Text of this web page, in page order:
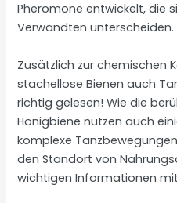
Pheromone entwickelt, die
Verwandten unterscheiden.
Zusätzlich zur chemischen
stachellose Bienen auch
richtig gelesen! Wie die
Honigbiene nutzen auch
komplexe
den Standort von
wichtigen Informationen